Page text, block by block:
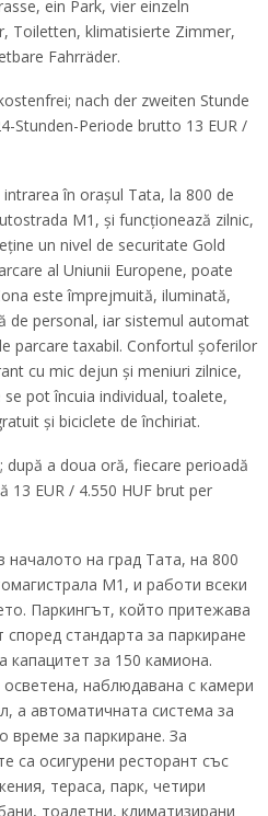
ein Park, vier einzeln
Toiletten, klimatisierte Zimmer,
Fahrräder.
nach der zweiten Stunde
Stunden-Periode brutto 13 EUR /
în orașul Tata, la 800 de
M1, și funcționează zilnic,
un nivel de securitate Gold
al Uniunii Europene, poate
este împrejmuită, iluminată,
de personal, iar sistemul automat
parcare taxabil. Confortul șoferilor
cu mic dejun și meniuri zilnice,
pot încuia individual, toalete,
și biciclete de închiriat.
a doua oră, fiecare perioadă
13 EUR / 4.550 HUF brut per
началото на град Тата, на 800
M1, и работи всеки
Паркингът, който притежава
според стандарта за паркиране
капацитет за 150 камиона.
наблюдавана с камери
а автоматичната система за
време за паркиране. За
са осигурени ресторант със
тераса, парк, четири
тоалетни, климатизирани